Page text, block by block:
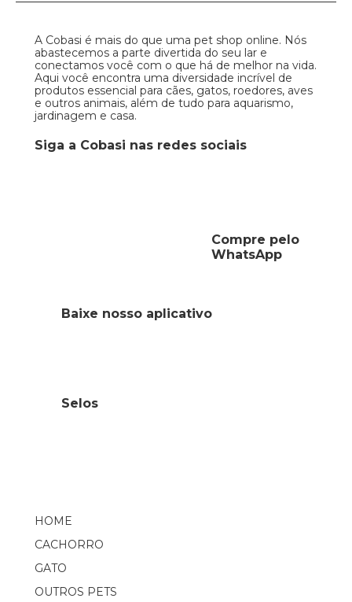
A Cobasi é mais do que uma pet shop online. Nós
abastecemos a parte divertida do seu lar e
conectamos você com o que há de melhor na vida.
Aqui você encontra uma diversidade incrível de
produtos essencial para cães, gatos, roedores, aves
e outros animais, além de tudo para aquarismo,
jardinagem e casa.
Siga a Cobasi nas redes sociais
Compre pelo
WhatsApp
HOME
CACHORRO
GATO
OUTROS PETS
Baixe nosso aplicativo
Selos